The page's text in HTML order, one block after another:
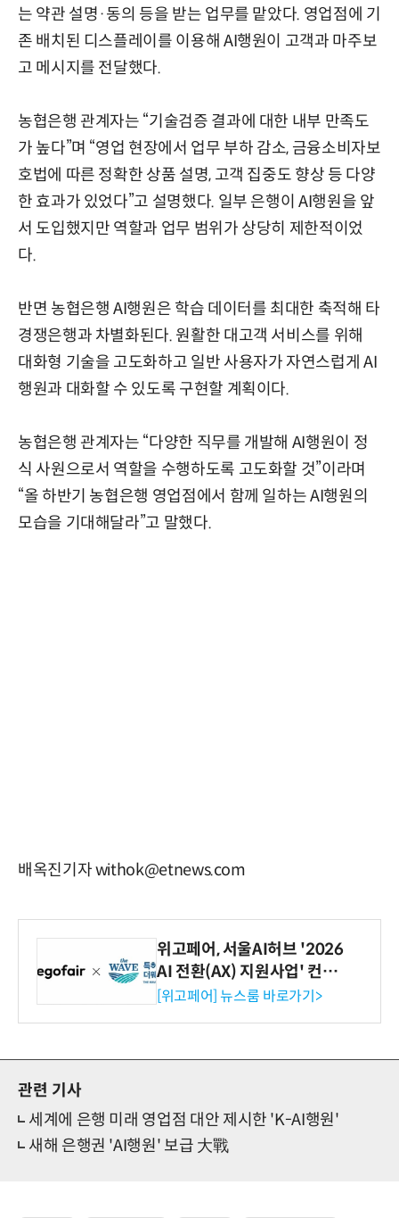
는 약관 설명·동의 등을 받는 업무를 맡았다. 영업점에 기
존 배치된 디스플레이를 이용해 AI행원이 고객과 마주보
고 메시지를 전달했다.
농협은행 관계자는 “기술검증 결과에 대한 내부 만족도
가 높다”며 “영업 현장에서 업무 부하 감소, 금융소비자보
호법에 따른 정확한 상품 설명, 고객 집중도 향상 등 다양
한 효과가 있었다”고 설명했다. 일부 은행이 AI행원을 앞
서 도입했지만 역할과 업무 범위가 상당히 제한적이었
다.
반면 농협은행 AI행원은 학습 데이터를 최대한 축적해 타
경쟁은행과 차별화된다. 원활한 대고객 서비스를 위해
대화형 기술을 고도화하고 일반 사용자가 자연스럽게 AI
행원과 대화할 수 있도록 구현할 계획이다.
농협은행 관계자는 “다양한 직무를 개발해 AI행원이 정
식 사원으로서 역할을 수행하도록 고도화할 것”이라며
“올 하반기 농협은행 영업점에서 함께 일하는 AI행원의
모습을 기대해달라”고 말했다.
배옥진기자 withok@etnews.com
위고페어, 서울AI허브 '2026
AI 전환(AX) 지원사업' 컨소
시엄 선정
[위고페어] 뉴스룸 바로가기>
관련 기사
세계에 은행 미래 영업점 대안 제시한 'K-AI행원'
새해 은행권 'AI행원' 보급 大戰